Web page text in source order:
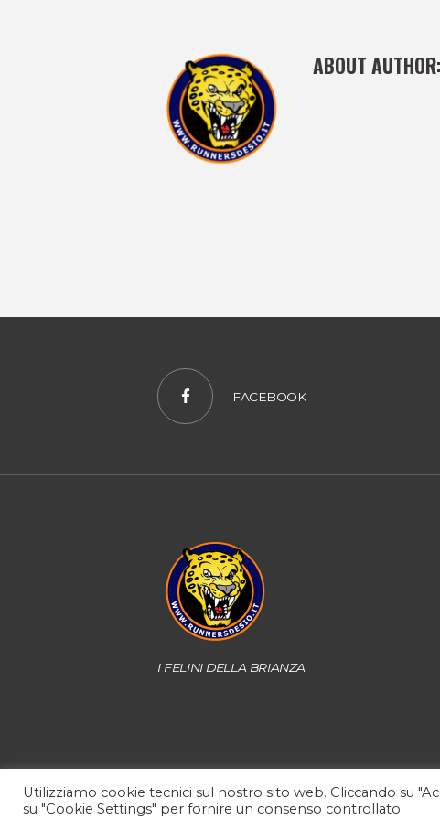
ABOUT AUTHOR:
FACEBOOK
I FELINI DELLA BRIANZA
Utilizziamo cookie tecnici sul nostro sito web. Cliccando su
su "Cookie Settings" per fornire un consenso controllato.